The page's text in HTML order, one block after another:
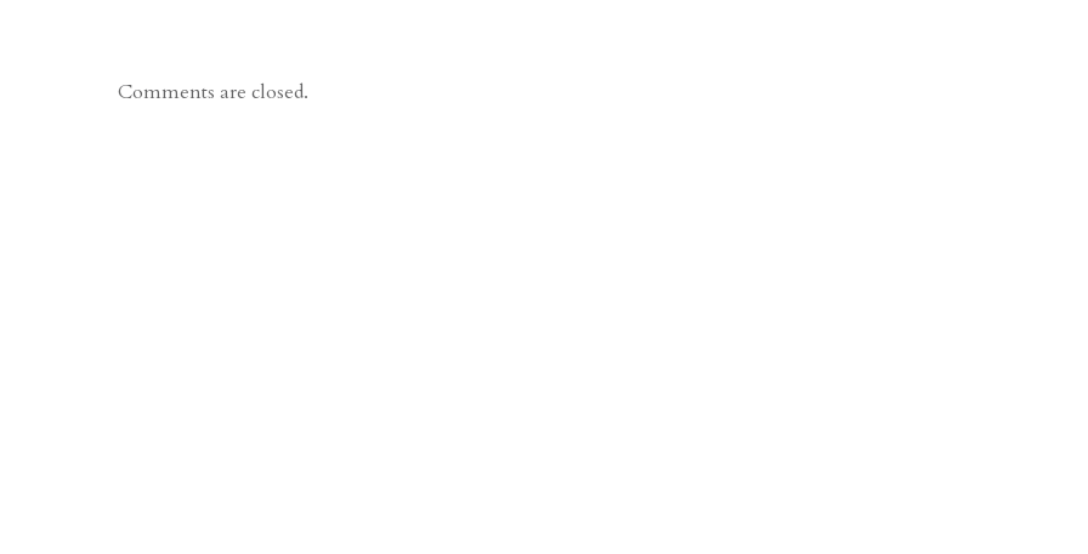
Comments are closed.